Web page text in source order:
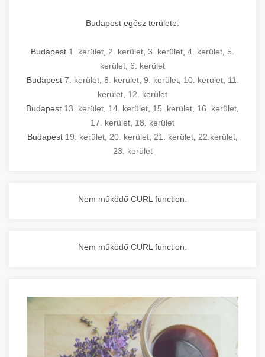
Budapest egész területe:
Budapest 1. kerület 2. kerület 3. kerület 4. kerület 5.
kerület 6. kerület
Budapest 7. kerület, 8. kerület, 9. kerület, 10. kerület, 11.
kerület 12. kerület
Budapest 13. kerület 14. kerület 15. kerület 16. kerület
17. kerület 18. kerület
Budapest 19. kerület 20. kerület 21. kerület 22.kerület
23. kerület
Nem működő CURL function.
Nem működő CURL function.